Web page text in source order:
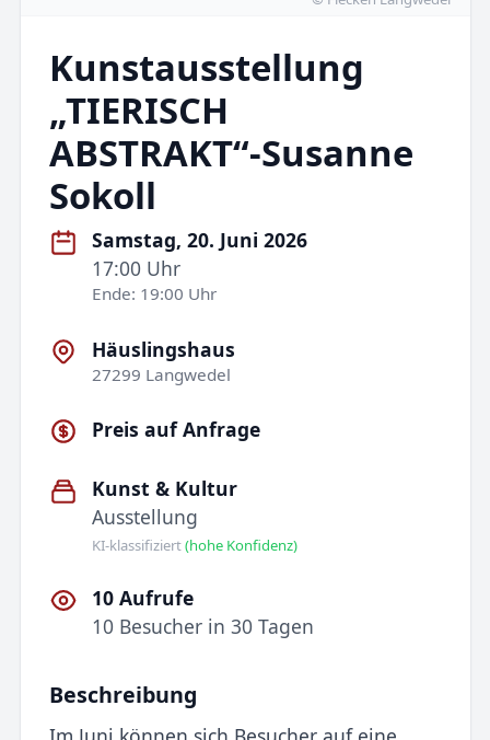
Kunstausstellung
„TIERISCH
ABSTRAKT“-Susanne
Sokoll
Samstag, 20. Juni 2026
17:00 Uhr
Ende: 19:00 Uhr
Häuslingshaus
27299 Langwedel
Preis auf Anfrage
Kunst & Kultur
Ausstellung
KI-klassifiziert(hohe Konfidenz)
10 Aufrufe
10 Besucher in 30 Tagen
Beschreibung